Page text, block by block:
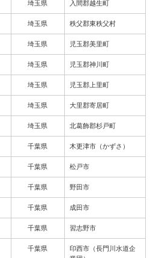
埼玉県 入間郡越生町
埼玉県 秩父郡東秩父村
埼玉県 児玉郡美里町
埼玉県 児玉郡神川町
埼玉県 児玉郡上里町
埼玉県 大里郡寄居町
埼玉県 北葛飾郡杉戸町
千葉県 木更津市（かずさ）
千葉県 松戸市
千葉県 野田市
千葉県 成田市
千葉県 習志野市
千葉県
印西市（長門川水道企